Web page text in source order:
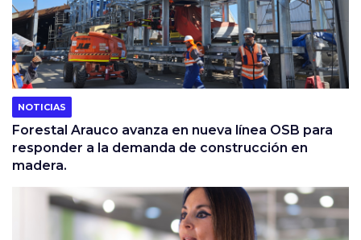
NOTICIAS
Forestal Arauco avanza en nueva línea OSB para
responder a la demanda de construcción en
madera.